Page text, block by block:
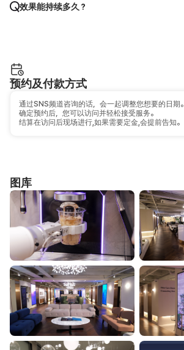
效果能持续多久？
预约及付款方式
通过SNS频道咨询的话，会一起调整您想要的日期。
确定预约后，您可以访问并轻松接受服务。
结算在访问后现场进行,如果需要定金,会提前告知。
图库